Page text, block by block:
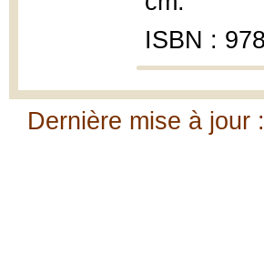
ISBN :
Dernière mise à jour